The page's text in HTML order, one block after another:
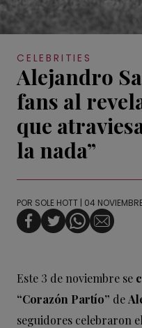
CELEBRITIES
Alejandro
fans al
que
la nada”
POR SOLE HOTT | 04
Este 3 de noviembre se
“Corazón Partío” de
seguidores celebraron